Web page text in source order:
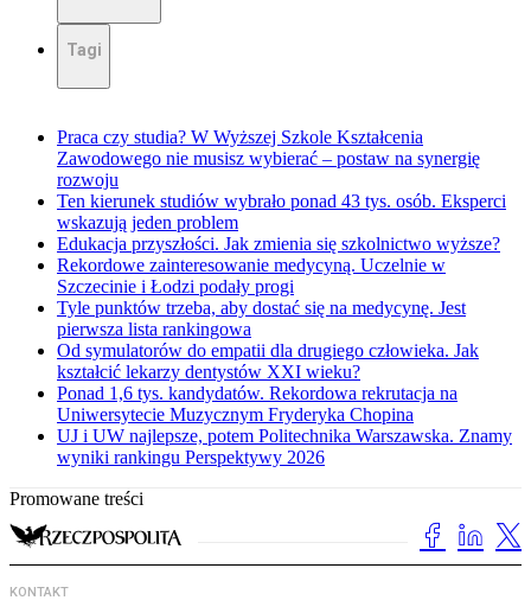
Tagi
Praca czy studia? W Wyższej Szkole Kształcenia
Zawodowego nie musisz wybierać – postaw na synergię
rozwoju
Ten kierunek studiów wybrało ponad 43 tys. osób. Eksperci
wskazują jeden problem
Edukacja przyszłości. Jak zmienia się szkolnictwo wyższe?
Rekordowe zainteresowanie medycyną. Uczelnie w
Szczecinie i Łodzi podały progi
Tyle punktów trzeba, aby dostać się na medycynę. Jest
pierwsza lista rankingowa
Od symulatorów do empatii dla drugiego człowieka. Jak
kształcić lekarzy dentystów XXI wieku?
Ponad 1,6 tys. kandydatów. Rekordowa rekrutacja na
Uniwersytecie Muzycznym Fryderyka Chopina
UJ i UW najlepsze, potem Politechnika Warszawska. Znamy
wyniki rankingu Perspektywy 2026
Promowane treści
KONTAKT